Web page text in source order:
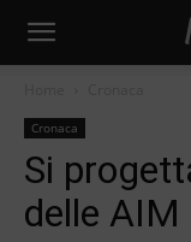
Cronaca
Si
delle AIM